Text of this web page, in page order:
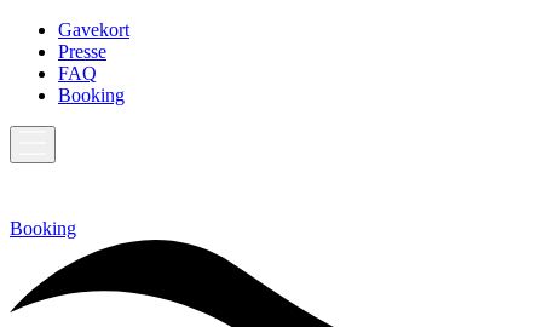
Gavekort
Presse
FAQ
Booking
Booking